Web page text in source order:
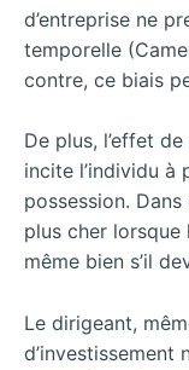
d’entreprise ne
temporelle
contre, ce biais
De plus, l’effet
incite l’individu à
possession.
plus cher lorsque
même bien s’il
Le dirigeant,
d’investissement